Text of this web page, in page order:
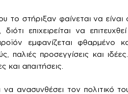
στήριξαν φαίνεται να είναι
επιχειρείται να
εμφανίζεται φθαρμένο
προσεγγίσεις και
απαιτήσεις.
ανασυνθέσει τον πολιτικό